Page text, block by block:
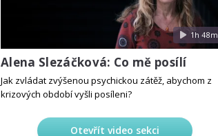
1h 48m
Alena Slezáčková: Co mě posílí
Jak zvládat zvýšenou psychickou zátěž, abychom z
krizových období vyšli posíleni?
Otevřít video sekci